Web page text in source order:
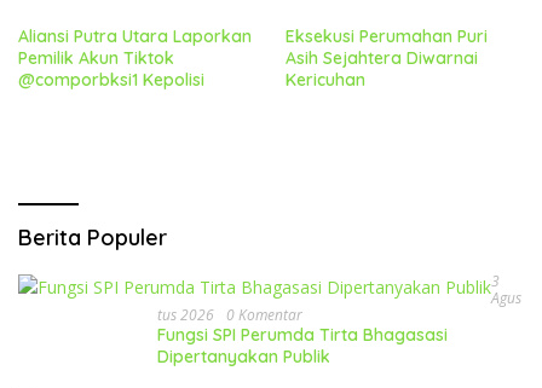
Aliansi Putra Utara Laporkan
Pemilik Akun Tiktok
@comporbksi1 Kepolisi
Eksekusi Perumahan Puri
Asih Sejahtera Diwarnai
Kericuhan
Berita Populer
3
Agus
Tus 2026
0 Komentar
Fungsi SPI Perumda Tirta Bhagasasi
Dipertanyakan Publik